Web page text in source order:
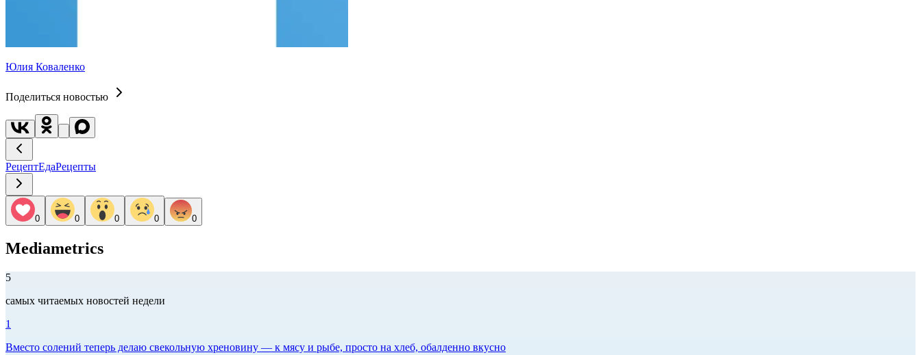
Юлия Коваленко
Поделиться новостью
РецептЕдаРецепты
0 0 0 0 0
Mediametrics
5
самых читаемых новостей недели
1
Вместо солений теперь делаю свекольную хреновину — к мясу и рыбе, просто на хлеб, обалденно вкусно